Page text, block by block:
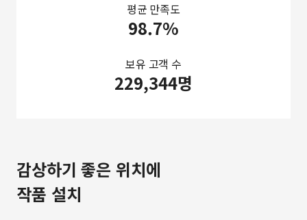
평균 만족도
98.7%
보유 고객 수
229,344명
감상하기 좋은 위치에
작품 설치